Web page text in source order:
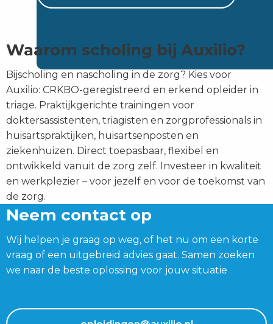
Waarom scholing bij Auxilio?
Bijscholing en nascholing in de zorg? Kies voor
Auxilio: CRKBO-geregistreerd en erkend opleider in
triage. Praktijkgerichte trainingen voor
doktersassistenten, triagisten en zorgprofessionals in
huisartspraktijken, huisartsenposten en
ziekenhuizen. Direct toepasbaar, flexibel en
ontwikkeld vanuit de zorg zelf. Investeer in kwaliteit
en werkplezier – voor jezelf en voor de toekomst van
de zorg.
Neem contact op
Wij helpen je graag op weg, of het nu om een korte
vraag of een uitgebreid advies gaat. Samen zoeken
we naar de beste oplossing voor jouw situatie